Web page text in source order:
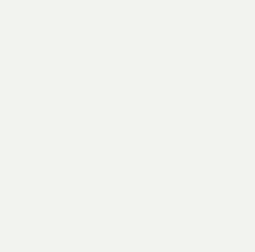
ては一切の開示義務を負わないも